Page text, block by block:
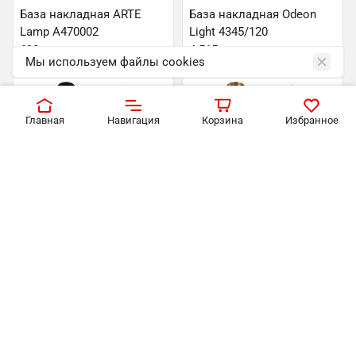
Главная Навигация Корзина Избранное
База накладная ARTE
Lamp A470002
690
База накладная Odeon
Light 4345/120
4 515
Мы используем файлы cookies